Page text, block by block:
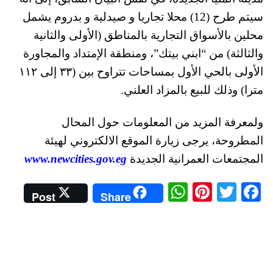
سيتم طرح (12) محلا تجاريا و صيدلية و بدروم يشمل
محلين بالأسواق التجارية بالمناطق (الأولى والثانية
والثالثة) من “ابني بيتك”، ومنطقة الإمتداد والمجاورة
الأولى بالحي الأول بمساحات تتراوح بين (٣٣ إلى ١١٢
مترا) وذلك للبيع بالمزاد العلني.
ولمعرفة المزيد من المعلومات حول المحال
المطروحة، يرجى زيارة الموقع الالكتروني لهيئة
المجتمعات العمرانية الجديدة www.newcities.gov.eg
Fa
T
Pi
W
ha
Share
Post